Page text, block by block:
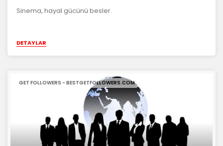
Sinema, hayal gücünü besler.
DETAYLAR
GET FOLLOWERS - BESTGETFOLLOWERS.COM